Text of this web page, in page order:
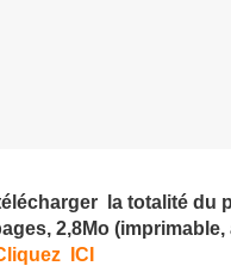
la totalité du
2,8Mo (imprimable,
ICI